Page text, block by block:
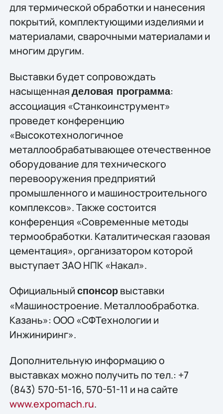
для термической обработки и нанесения
покрытий, комплектующими изделиями и
материалами, сварочными материалами и
многим другим.
Выставки будет сопровождать
насыщенная деловая программа:
ассоциация «Станкоинструмент»
проведет конференцию
«Высокотехнологичное
металлообрабатывающее отечественное
оборудование для технического
перевооружения предприятий
промышленного и машиностроительного
комплексов». Также состоится
конференция «Современные методы
термообработки. Каталитическая газовая
цементация», организатором которой
выступает ЗАО НПК «Накал».
Официальный спонсорвыставки
«Машиностроение. Металлообработка.
Казань»: ООО «СФТехнологии и
Инжиниринг».
Дополнительную информацию о
выставках можно получить по тел.: +7
(843) 570-51-16, 570-51-11 и на сайте
www.expomach.ru.